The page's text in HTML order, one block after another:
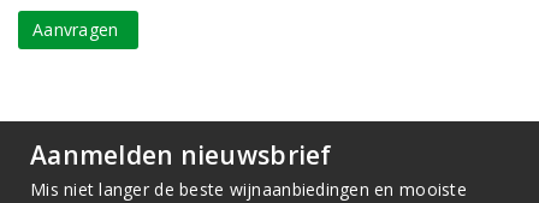
Aanvragen
Aanmelden nieuwsbrief
Mis niet langer de beste wijnaanbiedingen en mooiste